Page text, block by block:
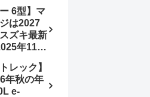
対抗の
SUVミニ
イスポ
ハイブリ
価格アッ
キ最新情
6型】マ
は2027
ズキ最新
年11月
ネクト
レック】
年秋の年
e-